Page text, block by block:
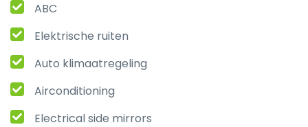
ABC
Elektrische ruiten
Auto klimaatregeling
Airconditioning
Electrical side mirrors